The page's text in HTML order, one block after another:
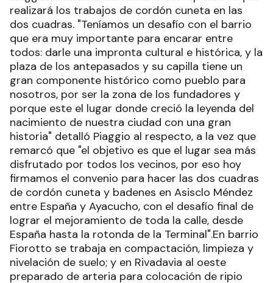
realizará los trabajos de cordón cuneta en las
dos cuadras. "Teníamos un desafío con el barrio
que era muy importante para encarar entre
todos: darle una impronta cultural e histórica, y la
plaza de los antepasados y su capilla tiene un
gran componente histórico como pueblo para
nosotros, por ser la zona de los fundadores y
porque este el lugar donde creció la leyenda del
nacimiento de nuestra ciudad con una gran
historia" detalló Piaggio al respecto, a la vez que
remarcó que "el objetivo es que el lugar sea más
disfrutado por todos los vecinos, por eso hoy
firmamos el convenio para hacer las dos cuadras
de cordón cuneta y badenes en Asisclo Méndez
entre España y Ayacucho, con el desafío final de
lograr el mejoramiento de toda la calle, desde
España hasta la rotonda de la Terminal".En barrio
Fiorotto se trabaja en compactación, limpieza y
nivelación de suelo; y en Rivadavia al oeste
preparado de arteria para colocación de ripio